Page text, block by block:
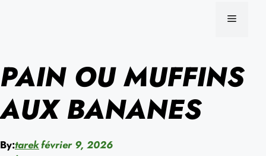
MENU
PAIN OU MUFFINS
AUX BANANES
By:tarekfévrier 9, 2026